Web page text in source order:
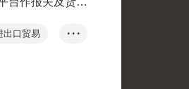
出口贸易
• • •